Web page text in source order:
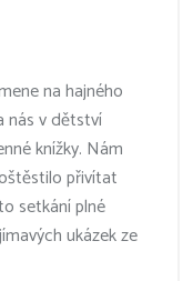
na hajného
nás v dětství
knížky. Nám
přivítat
setkání plné
ukázek ze